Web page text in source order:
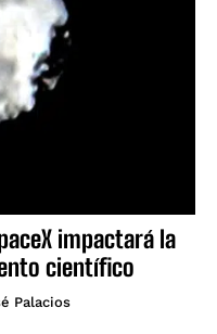
impactará la
científico
Palacios